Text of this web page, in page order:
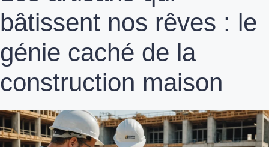
bâtissent nos rêves : le
génie caché de la
construction maison